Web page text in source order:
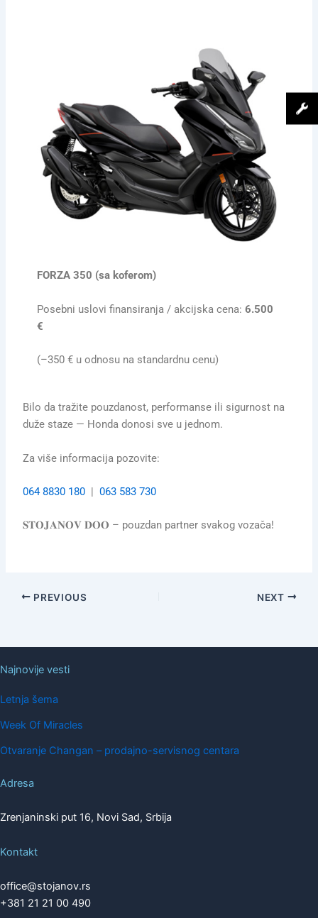
FORZA 350 (sa koferom)
Posebni uslovi finansiranja / akcijska cena:6.500
€
(–350 € u odnosu na standardnu cenu)
Bilo da tražite pouzdanost, performanse ili sigurnost na
duže staze — Honda donosi sve u jednom.
Za više informacija pozovite:
064 8830 180 |063 583 730
𝐒𝐓𝐎𝐉𝐀𝐍𝐎𝐕 𝐃𝐎𝐎 – pouzdan partner svakog vozača!
PREVIOUS NEXT
Najnovije vesti
Letnja šema
Week Of Miracles
Otvaranje Changan – prodajno-servisnog centara
Adresa
Zrenjaninski put 16, Novi Sad, Srbija
Kontakt
office@stojanov.rs
+381 21 21 00 490